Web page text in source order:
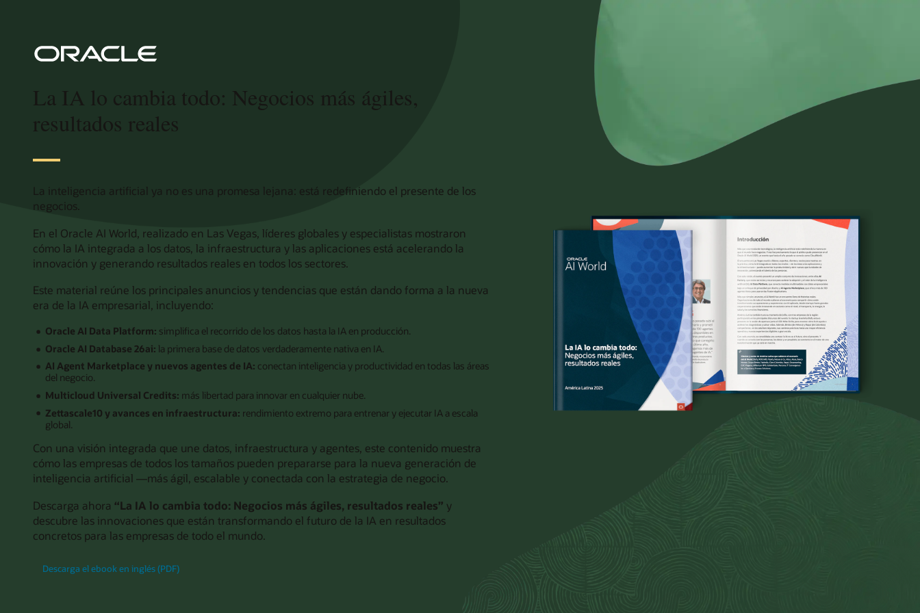
La IA lo cambia todo: Negocios más ágiles,
resultados reales
La inteligencia artificial ya no es una promesa lejana: está redefiniendo el presente de los
negocios.
En el Oracle AI World, realizado en Las Vegas, líderes globales y especialistas mostraron
cómo la IA integrada a los datos, la infraestructura y las aplicaciones está acelerando la
innovación y generando resultados reales en todos los sectores.
Este material reúne los principales anuncios y tendencias que están dando forma a la nueva
era de la IA empresarial, incluyendo:
Oracle AI Data Platform: simplifica el recorrido de los datos hasta la IA en producción.
Oracle AI Database 26ai: la primera base de datos verdaderamente nativa en IA.
AI Agent Marketplace y nuevos agentes de IA: conectan inteligencia y productividad en todas las áreas
del negocio.
Multicloud Universal Credits: más libertad para innovar en cualquier nube.
Zettascale10 y avances en infraestructura: rendimiento extremo para entrenar y ejecutar IA a escala
global.
Con una visión integrada que une datos, infraestructura y agentes, este contenido muestra
cómo las empresas de todos los tamaños pueden prepararse para la nueva generación de
inteligencia artificial —más ágil, escalable y conectada con la estrategia de negocio.
Descarga ahora “La IA lo cambia todo: Negocios más ágiles, resultados reales” y
descubre las innovaciones que están transformando el futuro de la IA en resultados
concretos para las empresas de todo el mundo.
Descarga el ebook en inglés (PDF)